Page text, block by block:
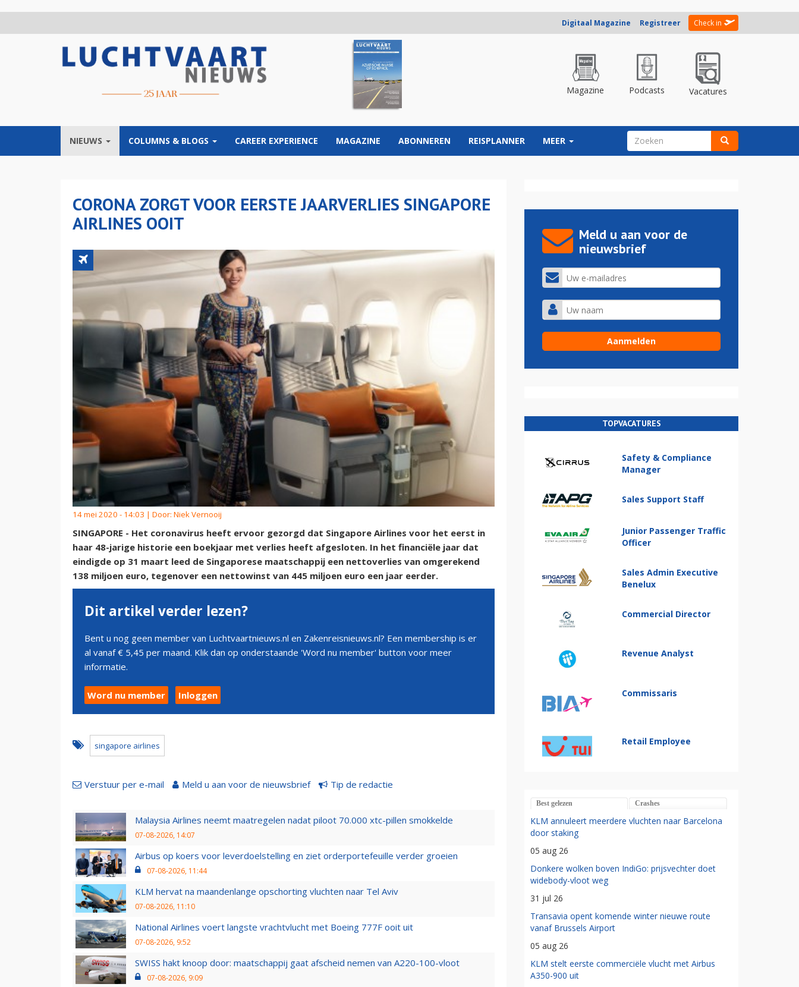
Digitaal Magazine Registreer Check in
Magazine Podcasts Vacatures
NIEUWS COLUMNS & BLOGS CAREER EXPERIENCE MAGAZINE ABONNEREN REISPLANNER MEER ZOEKVELD
CORONA ZORGT VOOR EERSTE JAARVERLIES SINGAPORE
AIRLINES OOIT
14 mei 2020 - 14:03 | Door: Niek Vernooij
SINGAPORE - Het coronavirus heeft ervoor gezorgd dat Singapore Airlines voor het eerst in
haar 48-jarige historie een boekjaar met verlies heeft afgesloten. In het financiële jaar dat
eindigde op 31 maart leed de Singaporese maatschappij een nettoverlies van omgerekend
138 miljoen euro, tegenover een nettowinst van 445 miljoen euro een jaar eerder.
Dit artikel verder lezen?
Bent u nog geen member van Luchtvaartnieuws.nl en Zakenreisnieuws.nl? Een membership is er
al vanaf € 5,45 per maand. Klik dan op onderstaande 'Word nu member' button voor meer
informatie.
Word nu member Inloggen
singapore airlines
Verstuur per e-mail Meld u aan voor de nieuwsbrief Tip de redactie
Malaysia Airlines neemt maatregelen nadat piloot 70.000 xtc-pillen smokkelde
07-08-2026, 14:07
Airbus op koers voor leverdoelstelling en ziet orderportefeuille verder groeien
07-08-2026, 11:44
KLM hervat na maandenlange opschorting vluchten naar Tel Aviv
07-08-2026, 11:10
National Airlines voert langste vrachtvlucht met Boeing 777F ooit uit
07-08-2026, 9:52
SWISS hakt knoop door: maatschappij gaat afscheid nemen van A220-100-vloot
07-08-2026, 9:09
Meld u aan voor de
nieuwsbrief
TOPVACATURES
Safety & Compliance
Manager
Sales Support Staff
Junior Passenger Traffic
Officer
Sales Admin Executive
Benelux
Commercial Director
Revenue Analyst
Commissaris
Retail Employee
Best gelezen Crashes
KLM annuleert meerdere vluchten naar Barcelona
door staking
05 aug 26
Donkere wolken boven IndiGo: prijsvechter doet
widebody-vloot weg
31 jul 26
Transavia opent komende winter nieuwe route
vanaf Brussels Airport
05 aug 26
KLM stelt eerste commerciële vlucht met Airbus
A350-900 uit